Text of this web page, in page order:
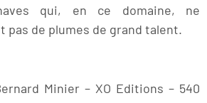
qui, en ce domaine, ne
pas de plumes de grand talent.
Minier – XO Editions – 540